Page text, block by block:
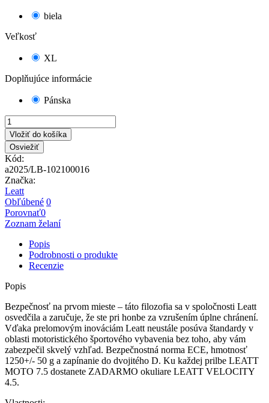
biela
Veľkosť
XL
Doplňujúce informácie
Pánska
Vložiť do košíka
Kód:
a2025/LB-102100016
Značka:
Leatt
Obľúbené 0
Porovnať0
Zoznam želaní
Popis
Podrobnosti o produkte
Recenzie
Popis
Bezpečnosť na prvom mieste – táto filozofia sa v spoločnosti Leatt
osvedčila a zaručuje, že ste pri honbe za vzrušením úplne chránení.
Vďaka prelomovým inováciám Leatt neustále posúva štandardy v
oblasti motoristického športového vybavenia bez toho, aby vám
zabezpečil skvelý vzhľad. Bezpečnostná norma ECE, hmotnosť
1250+/- 50 g a zapínanie do dvojitého D. Ku každej prilbe LEATT
MOTO 7.5 dostanete ZADARMO okuliare LEATT VELOCITY
4.5.